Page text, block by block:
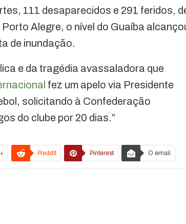
111 desaparecidos e 291 feridos,
Alegre, o nível do Guaíba
de inundação.
e da tragédia avassaladora que
fez um apelo via Presidente
solicitando à Confederação
do clube por 20 dias.”
ReddIt Pinterest O email